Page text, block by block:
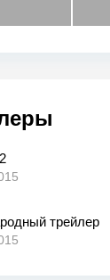
трейлер